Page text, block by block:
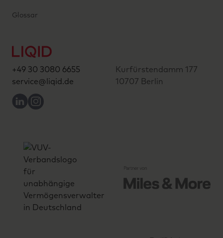
Glossar
Kurfürstendamm 177
10707 Berlin
+49 30 3080 6655
service@liqid.de